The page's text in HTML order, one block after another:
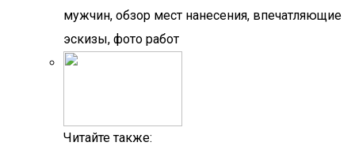
мужчин, обзор мест нанесения, впечатляющие
эскизы, фото работ
Читайте также: